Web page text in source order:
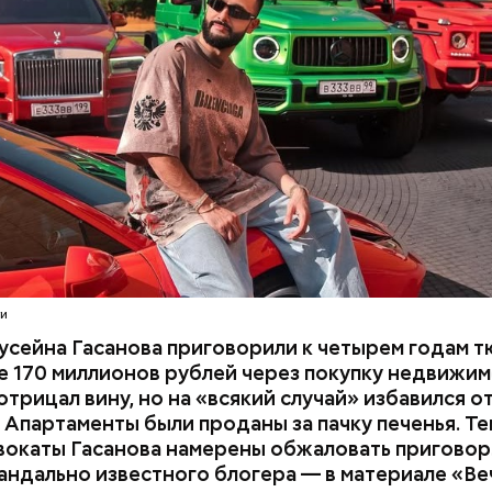
Гасанова приговорили к четырем годам
170 миллионов рублей через покупку
вину, но на «всякий случай» избавился
были проданы за пачку печенья.
Гасанова намерены обжаловать
известного блогера — в материале
расследование. В квартире потерпевших
видеонаблюдения. На записи попал 25-
Артем Миссюра, который тайно приходил в
и подсыпал им в еду химикаты. Также
младшая сестра.